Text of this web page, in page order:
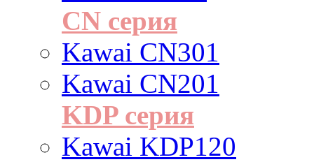
CN серия
Kawai CN301
Kawai CN201
KDP серия
Kawai KDP120